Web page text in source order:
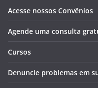
Acesse nossos Convênios
Agende uma consulta
Cursos
Denuncie problemas em